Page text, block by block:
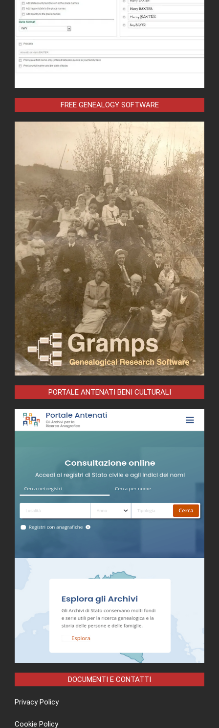
FREE GENEALOGY SOFTWARE
PORTALE ANTENATI BENI CULTURALI
DOCUMENTI E CONTATTI
Privacy Policy
Cookie Policy